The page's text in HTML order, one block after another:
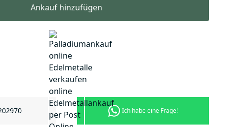
Ankauf hinzufügen
Ich habe eine Frage!